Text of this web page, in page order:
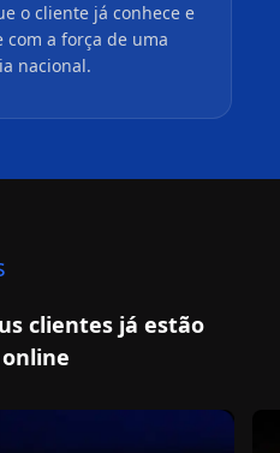
o cliente já conhece e
com a força de uma
nacional.
clientes já estão